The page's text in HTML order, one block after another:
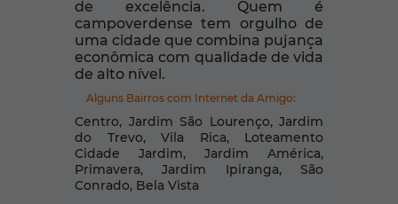
de excelência. Quem é
campoverdense tem orgulho de
uma cidade que combina pujança
econômica com qualidade de vida
de alto nível.
Alguns Bairros com Internet da Amigo:
Centro, Jardim São Lourenço, Jardim
do Trevo, Vila Rica, Loteamento
Cidade Jardim, Jardim América,
Primavera, Jardim Ipiranga, São
Conrado, Bela Vista